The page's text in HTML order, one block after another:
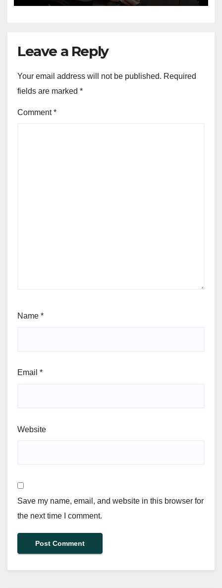
Leave a Reply
Your email address will not be published. Required
fields are marked *
Comment*
Name *
Email *
Website
Save my name, email, and website in this browser for
the next time I comment.